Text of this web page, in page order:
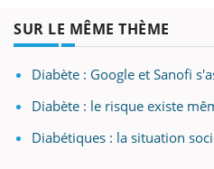
SUR LE MÊME THÈME
Diabète : Google et Sanofi
Diabète : le risque existe
Diabétiques : la situation